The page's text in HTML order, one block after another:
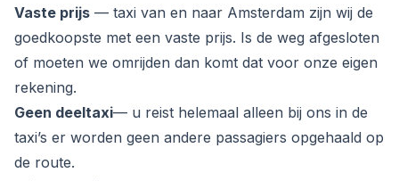
Vaste prijs — taxi van en naar Amsterdam zijn wij de
goedkoopste met een vaste prijs. Is de weg afgesloten
of moeten we omrijden dan komt dat voor onze eigen
rekening.
Geen deeltaxi— u reist helemaal alleen bij ons in de
taxi’s er worden geen andere passagiers opgehaald op
de route.